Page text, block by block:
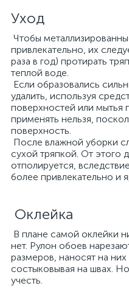
Уход
Чтобы
привлекательно, их
раза в год) протирать
теплой воде.
Если образовались
удалить, используя
поверхностей или мытья
применять нельзя,
поверхность.
После влажной уборки
сухой тряпкой. От этого
отполируется,
более привлекательно и
Оклейка
В плане самой оклейки
нет. Рулон обоев
размеров, наносят на
состыковывая на швах.
учесть.